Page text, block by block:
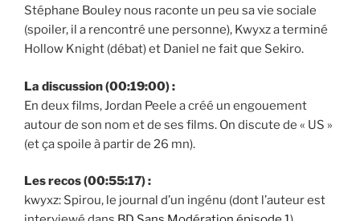
Stéphane Bouley nous raconte un peu sa vie sociale
(spoiler, il a rencontré une personne), Kwyxz a terminé
Hollow Knight (débat) et Daniel ne fait que Sekiro.
La discussion (00:19:00) :
En deux films, Jordan Peele a créé un engouement
autour de son nom et de ses films. On discute de « US »
(et ça spoile à partir de 26 mn).
Les recos (00:55:17) :
kwyxz: Spirou, le journal d’un ingénu (dont l’auteur est